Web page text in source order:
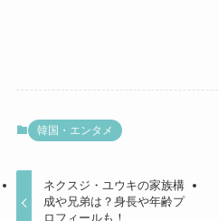
韓国・エンタメ
ネクスジ・ユウキの家族構
成や兄弟は？身長や年齢プ
ロフィールも！